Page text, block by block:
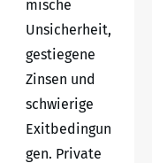
mische
Unsicherheit,
gestiegene
Zinsen und
schwierige
Exitbedingun
gen. Private